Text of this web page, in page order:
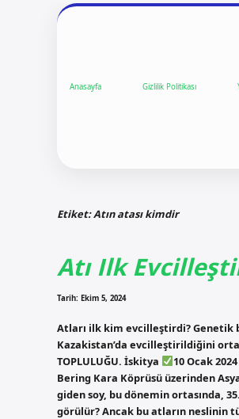
Anasayfa Gizlilik Politikası
Etiket:Atın atası kimdir
Atı Ilk
Tarih: Ekim 5, 2024
Atları ilk kim evcilleştirdi? Genetik
Kazakistan’da evcilleştirildiğini
TOPLULUĞU. İskitya
10 Ocak
Bering Kara Köprüsü üzerinden
giden soy, bu dönemin ortasında,
görülür? Ancak bu atların neslinin